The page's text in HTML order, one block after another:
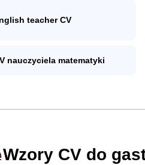
teacher CV
nauczyciela matematyki
Wzory CV do